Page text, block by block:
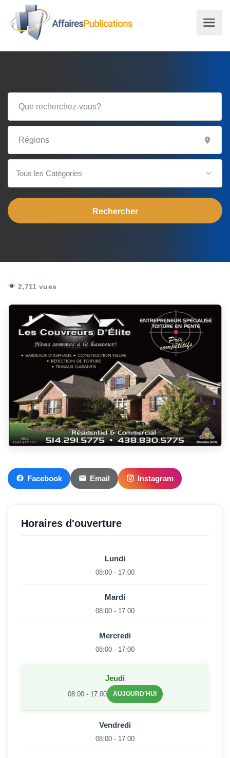
Tous les Catégories
2,711 vues
Facebook Email Instagram
Horaires d'ouverture
Lundi
08:00 - 17:00
Mardi
08:00 - 17:00
Mercredi
08:00 - 17:00
Jeudi
08:00 - 17:00 AUJOURD'HUI
Vendredi
08:00 - 17:00